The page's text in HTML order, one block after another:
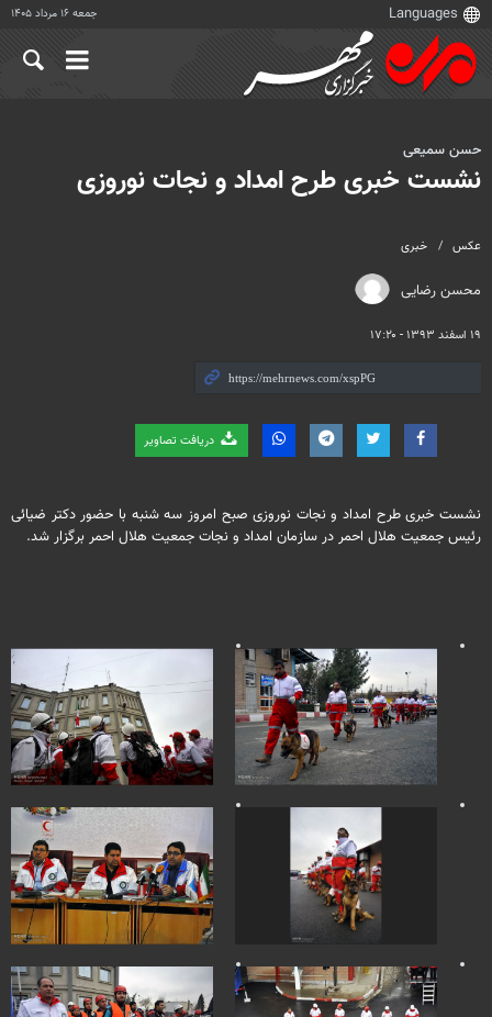
جمعه ۱۶ مرداد ۱۴۰۵
عکس خبری
محسن رضایی
۱۹ اسفند ۱۳۹۳ - ۱۷:۲۰
دریافت تصاویر
حسن سمیعی
نشست خبری طرح امداد و نجات نوروزی
نشست خبری طرح امداد و نجات نوروزی صبح امروز سه شنبه با حضور دکتر ضیائی
رئیس جمعیت هلال احمر در سازمان امداد و نجات جمعیت هلال احمر برگزار شد.